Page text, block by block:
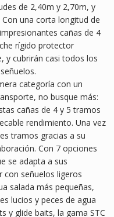
de 2,40m y 2,70m, y
una corta longitud de
cañas de 4
rígido protector
y cubrirán casi todos los
categoría con un
no busque más:
cañas de 4 y 5 tramos
rendimiento. Una vez
tramos gracias a su
Con 7 opciones
se adapta a sus
con señuelos ligeros
salada más pequeñas,
lucios y peces de agua
y glide baits, la gama STC